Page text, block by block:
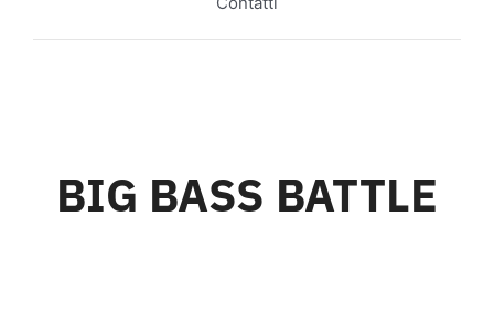
BIG BASS BATTLE